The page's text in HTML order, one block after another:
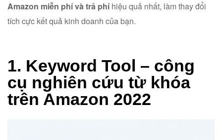
Amazon miễn phí và trả phíhiệu quả nhất, làm thay đổi
tích cực kết quả kinh doanh của bạn.
1. Keyword Tool – công
cụ nghiên cứu từ khóa
trên Amazon 2022